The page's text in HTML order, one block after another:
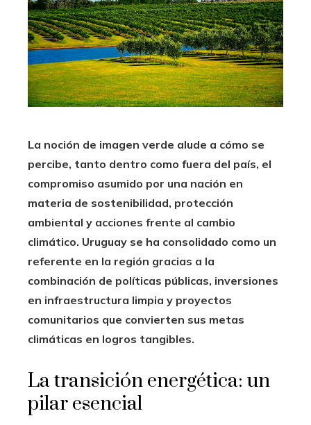
La noción de imagen verde alude a cómo se
percibe, tanto dentro como fuera del país, el
compromiso asumido por una nación en
materia de sostenibilidad, protección
ambiental y acciones frente al cambio
climático. Uruguay se ha consolidado como un
referente en la región gracias a la
combinación de políticas públicas, inversiones
en infraestructura limpia y proyectos
comunitarios que convierten sus metas
climáticas en logros tangibles.
La transición energética: un
pilar esencial